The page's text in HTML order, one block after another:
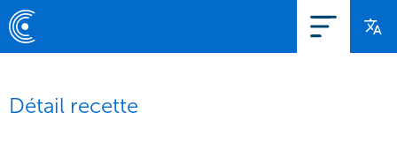
Détail recette